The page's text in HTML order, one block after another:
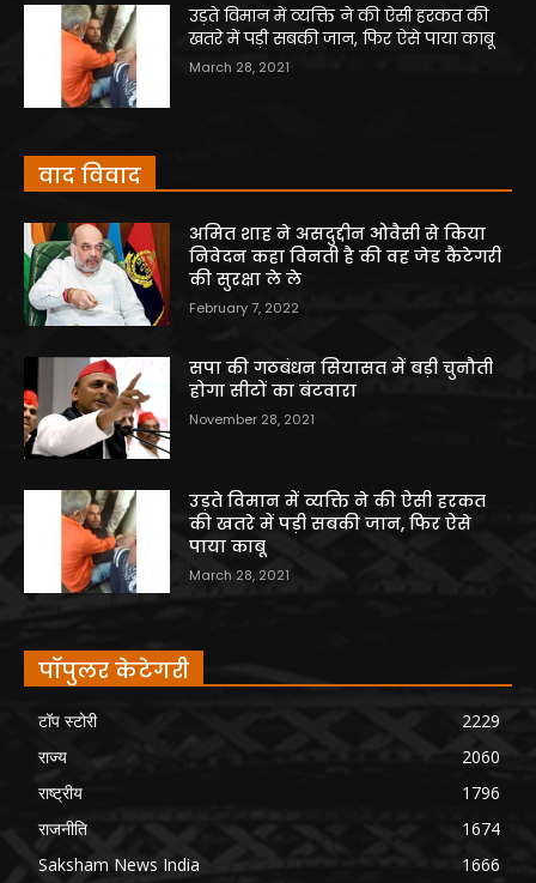
उड़ते विमान में व्यक्ति ने की ऐसी हरकत की
खतरे में पड़ी सबकी जान, फिर ऐसे पाया काबू
March 28, 2021
वाद विवाद
अमित शाह ने असदुद्दीन ओवैसी से किया
निवेदन कहा विनती है की वह जेड कैटेगरी
की सुरक्षा ले ले
February 7, 2022
सपा की गठबंधन सियासत में बड़ी चुनौती
होगा सीटों का बंटवारा
November 28, 2021
उड़ते विमान में व्यक्ति ने की ऐसी हरकत
की खतरे में पड़ी सबकी जान, फिर ऐसे
पाया काबू
March 28, 2021
पॉपुलर केटेगरी
टॉप स्टोरी
2229
राज्य
2060
राष्ट्रीय
1796
राजनीति
1674
Saksham News India
1666